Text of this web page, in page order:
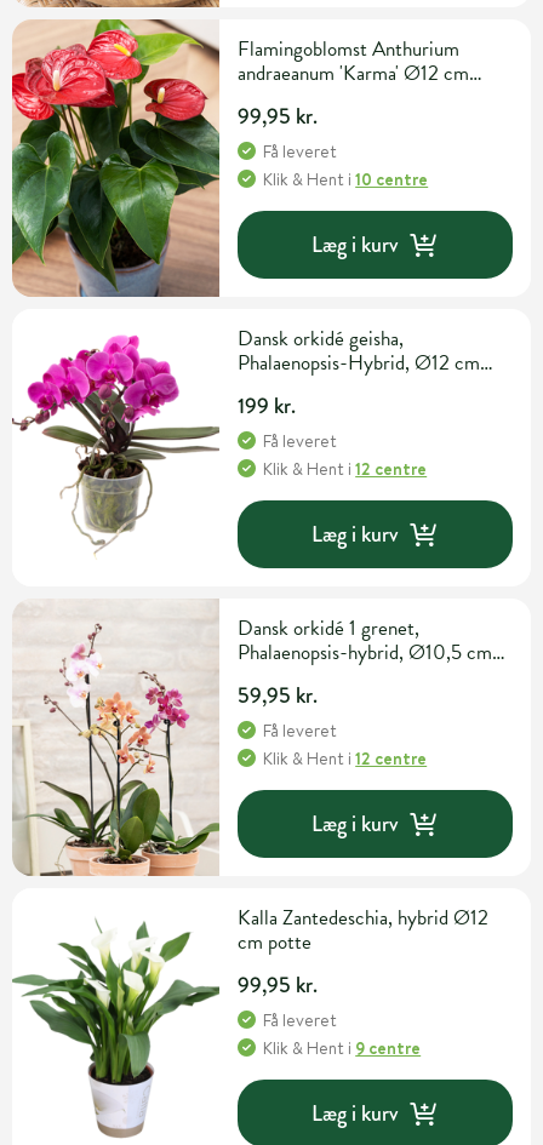
Flamingoblomst Anthurium
andraeanum 'Karma' Ø12 cm
99,95 kr.
Få leveret
Klik & Hent i10 centre
Læg i kurv
Dansk orkidé geisha,
Phalaenopsis-Hybrid, Ø12 cm
199 kr.
Få leveret
Klik & Hent i12 centre
Læg i kurv
Dansk orkidé 1 grenet,
Phalaenopsis-hybrid, Ø10,5 cm
59,95 kr.
Få leveret
Klik & Hent i12 centre
Læg i kurv
Kalla Zantedeschia, hybrid Ø12
cm potte
99,95 kr.
Få leveret
Klik & Hent i 9 centre
Læg i kurv